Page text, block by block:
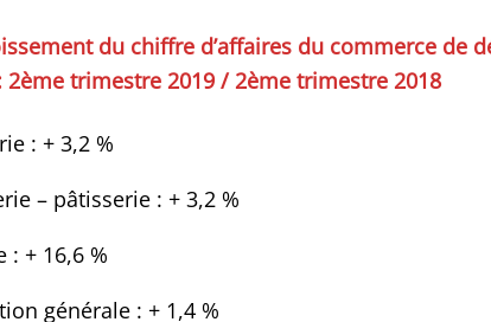
du chiffre d’affaires du commerce de
trimestre 2019 / 2ème trimestre 2018
: + 3,2 %
– pâtisserie : + 3,2 %
: + 16,6 %
générale : + 1,4 %